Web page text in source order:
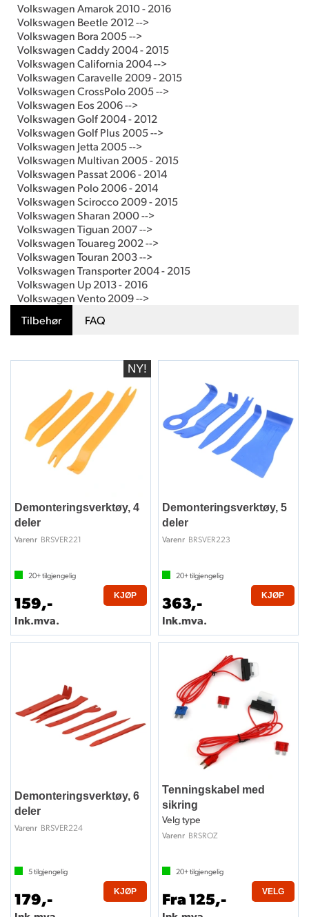
Volkswagen Amarok 2010 - 2016
Volkswagen Beetle 2012 -->
Volkswagen Bora 2005 -->
Volkswagen Caddy 2004 - 2015
Volkswagen California 2004 -->
Volkswagen Caravelle 2009 - 2015
Volkswagen CrossPolo 2005 -->
Volkswagen Eos 2006 -->
Volkswagen Golf 2004 - 2012
Volkswagen Golf Plus 2005 -->
Volkswagen Jetta 2005 -->
Volkswagen Multivan 2005 - 2015
Volkswagen Passat 2006 - 2014
Volkswagen Polo 2006 - 2014
Volkswagen Scirocco 2009 - 2015
Volkswagen Sharan 2000 -->
Volkswagen Tiguan 2007 -->
Volkswagen Touareg 2002 -->
Volkswagen Touran 2003 -->
Volkswagen Transporter 2004 - 2015
Volkswagen Up 2013 - 2016
Volkswagen Vento 2009 -->
Tilbehør
FAQ
Demonteringsverktøy, 4
deler
Varenr BRSVER221
20+tilgjengelig
159,-
Ink.mva.
KJØP
Demonteringsverktøy, 5
deler
Varenr BRSVER223
20+tilgjengelig
363,-
Ink.mva.
KJØP
Demonteringsverktøy, 6
deler
Varenr BRSVER224
5tilgjengelig
179,- KJØP
Tenningskabel med
sikring
Velg type
Varenr BRSROZ
20+tilgjengelig
Fra 125,- VELG